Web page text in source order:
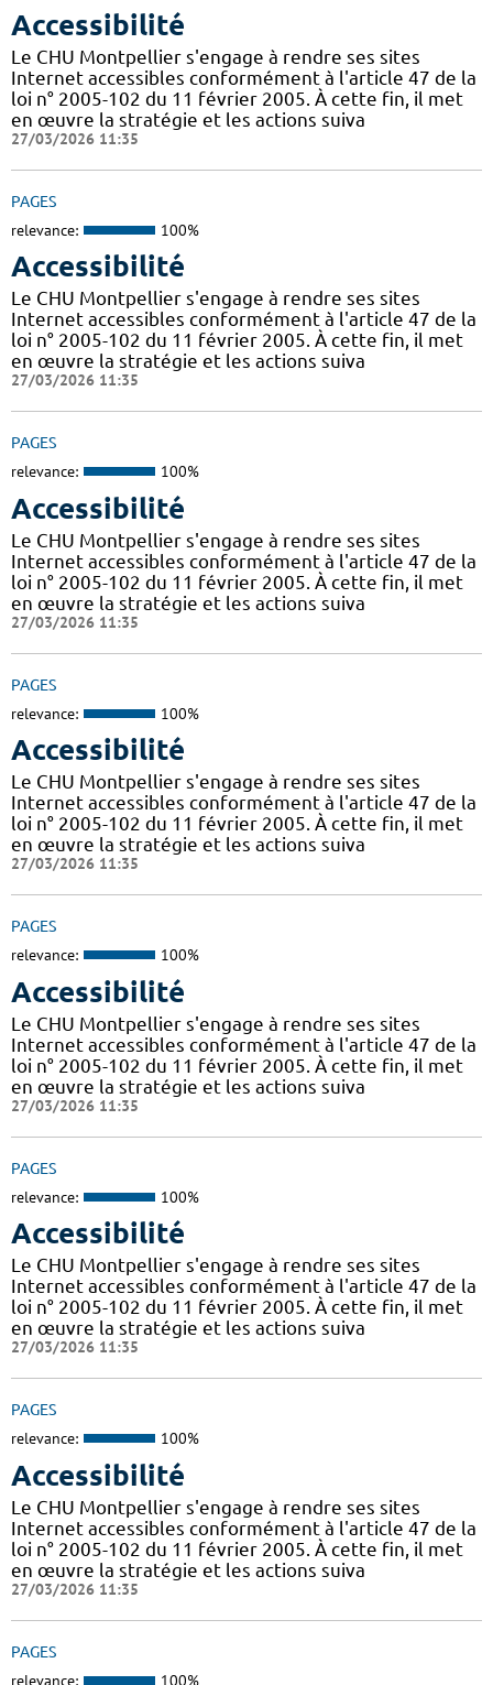
Accessibilité
Le CHU Montpellier s'engage à rendre ses sites
Internet accessibles conformément à l'article 47 de la
loi n° 2005-102 du 11 février 2005. À cette fin, il met
en œuvre la stratégie et les actions suiva
27/03/2026 11:35
PAGES
relevance: 100%
Accessibilité
Le CHU Montpellier s'engage à rendre ses sites
Internet accessibles conformément à l'article 47 de la
loi n° 2005-102 du 11 février 2005. À cette fin, il met
en œuvre la stratégie et les actions suiva
27/03/2026 11:35
PAGES
relevance: 100%
Accessibilité
Le CHU Montpellier s'engage à rendre ses sites
Internet accessibles conformément à l'article 47 de la
loi n° 2005-102 du 11 février 2005. À cette fin, il met
en œuvre la stratégie et les actions suiva
27/03/2026 11:35
PAGES
relevance: 100%
Accessibilité
Le CHU Montpellier s'engage à rendre ses sites
Internet accessibles conformément à l'article 47 de la
loi n° 2005-102 du 11 février 2005. À cette fin, il met
en œuvre la stratégie et les actions suiva
27/03/2026 11:35
PAGES
relevance: 100%
Accessibilité
Le CHU Montpellier s'engage à rendre ses sites
Internet accessibles conformément à l'article 47 de la
loi n° 2005-102 du 11 février 2005. À cette fin, il met
en œuvre la stratégie et les actions suiva
27/03/2026 11:35
PAGES
relevance: 100%
Accessibilité
Le CHU Montpellier s'engage à rendre ses sites
Internet accessibles conformément à l'article 47 de la
loi n° 2005-102 du 11 février 2005. À cette fin, il met
en œuvre la stratégie et les actions suiva
27/03/2026 11:35
PAGES
relevance: 100%
Accessibilité
Le CHU Montpellier s'engage à rendre ses sites
Internet accessibles conformément à l'article 47 de la
loi n° 2005-102 du 11 février 2005. À cette fin, il met
en œuvre la stratégie et les actions suiva
27/03/2026 11:35
PAGES
relevance: 100%